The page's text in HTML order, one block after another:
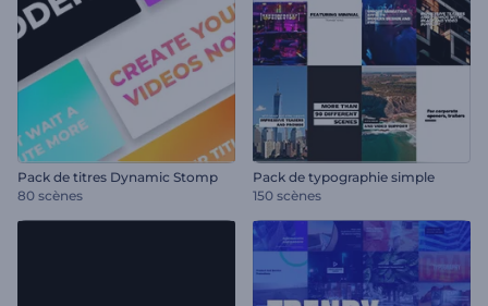
Pack de titres Dynamic Stomp
80 scènes
Pack de typographie simple
150 scènes